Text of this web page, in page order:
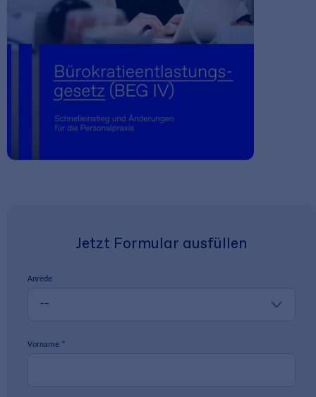
Jetzt Formular ausfüllen
Anrede
Vorname